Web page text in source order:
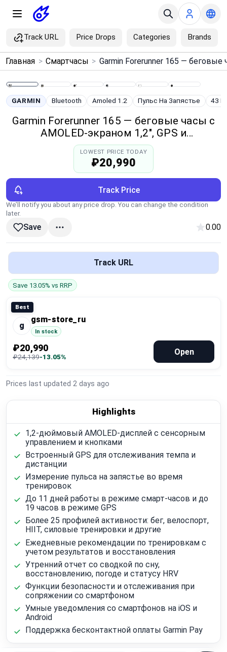
Track URL Price Drops Categories Brands
Menu ×
Home
Search
Categories
Brands
Global Price Tracker
Compare
Plans & Pricing
Log in
Главная > Смартчасы >
GARMIN Bluetooth Amoled 1.2 Пульс На Запястье 43
Garmin Forerunner 165 — беговые часы с
AMOLED-экраном 1,2", GPS и
пульсометром
LOWEST PRICE TODAY
₽20,990
Track Price
We’ll notify you about any price drop. You can change the condition
later.
Save 0.00
Track URL
Save 13.05% vs RRP
Best
g
gsm-store_ru
In stock
₽20,990
₽24,139-13.05% Open
Prices last updated 2 days ago
Highlights
1,2-дюймовый AMOLED-дисплей с сенсорным
управлением и кнопками
Встроенный GPS для отслеживания темпа и
дистанции
Измерение пульса на запястье во время
тренировок
До 11 дней работы в режиме смарт-часов и до
19 часов в режиме GPS
Более 25 профилей активности: бег, велоспорт,
HIIT, силовые тренировки и другие
Ежедневные рекомендации по тренировкам с
учетом результатов и восстановления
Утренний отчет со сводкой по сну,
восстановлению, погоде и статусу HRV
Функции безопасности и отслеживания при
сопряжении со смартфоном
Умные уведомления со смартфонов на iOS и
Android
Поддержка бесконтактной оплаты Garmin Pay